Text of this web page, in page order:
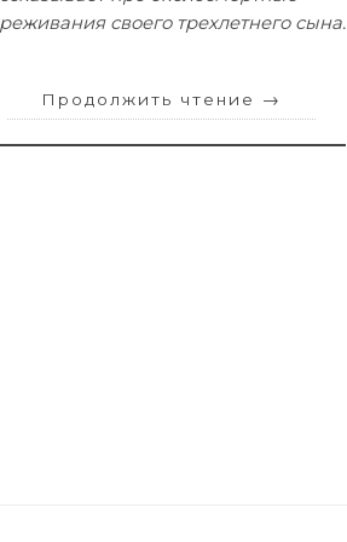
своего трехлетнего сына.
Продолжить чтение →